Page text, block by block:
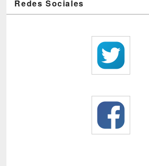
Redes Sociales